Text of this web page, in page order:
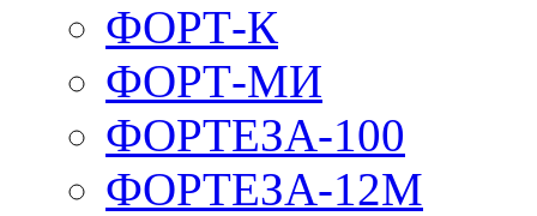
ФОРТ-К
ФОРТ-МИ
ФОРТЕЗА-100
ФОРТЕЗА-12М